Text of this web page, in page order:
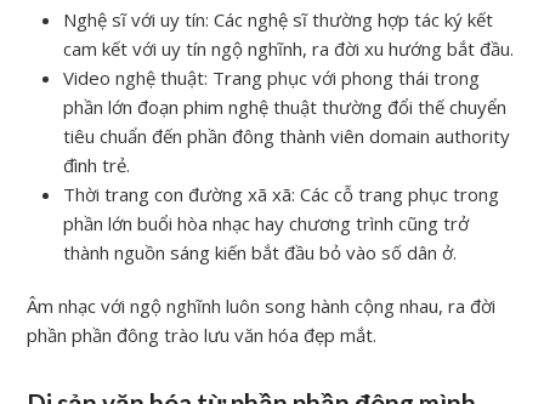
Nghệ sĩ với uy tín: Các nghệ sĩ thường hợp tác ký kết
cam kết với uy tín ngộ nghĩnh, ra đời xu hướng bắt đầu.
Video nghệ thuật: Trang phục với phong thái trong
phần lớn đoạn phim nghệ thuật thường đổi thế chuyển
tiêu chuẩn đến phần đông thành viên domain authority
đình trẻ.
Thời trang con đường xã xã: Các cỗ trang phục trong
phần lớn buổi hòa nhạc hay chương trình cũng trở
thành nguồn sáng kiến bắt đầu bỏ vào số dân ở.
Âm nhạc với ngộ nghĩnh luôn song hành cộng nhau, ra đời
phần phần đông trào lưu văn hóa đẹp mắt.